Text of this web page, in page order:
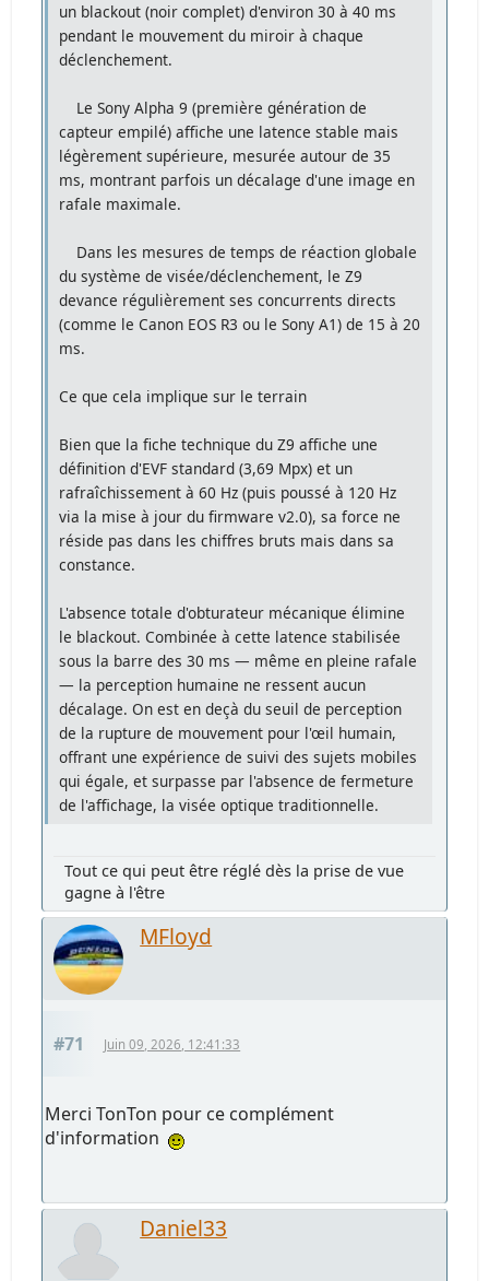
un blackout (noir complet) d'environ 30 à 40 ms
pendant le mouvement du miroir à chaque
déclenchement.
Le Sony Alpha 9 (première génération de
capteur empilé) affiche une latence stable mais
légèrement supérieure, mesurée autour de 35
ms, montrant parfois un décalage d'une image en
rafale maximale.
Dans les mesures de temps de réaction globale
du système de visée/déclenchement, le Z9
devance régulièrement ses concurrents directs
(comme le Canon EOS R3 ou le Sony A1) de 15 à 20
ms.
Ce que cela implique sur le terrain
Bien que la fiche technique du Z9 affiche une
définition d'EVF standard (3,69 Mpx) et un
rafraîchissement à 60 Hz (puis poussé à 120 Hz
via la mise à jour du firmware v2.0), sa force ne
réside pas dans les chiffres bruts mais dans sa
constance.
L'absence totale d'obturateur mécanique élimine
le blackout. Combinée à cette latence stabilisée
sous la barre des 30 ms — même en pleine rafale
— la perception humaine ne ressent aucun
décalage. On est en deçà du seuil de perception
de la rupture de mouvement pour l'œil humain,
offrant une expérience de suivi des sujets mobiles
qui égale, et surpasse par l'absence de fermeture
de l'affichage, la visée optique traditionnelle.
Tout ce qui peut être réglé dès la prise de vue
gagne à l'être
MFloyd
#71 Juin 09, 2026, 12:41:33
Merci TonTon pour ce complément
d'information
Daniel33